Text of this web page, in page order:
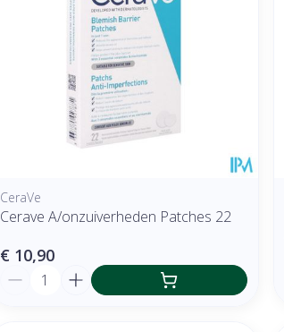
CeraVe
Cerave A/onzuiverheden Patches 22
€ 10,90
Aantal